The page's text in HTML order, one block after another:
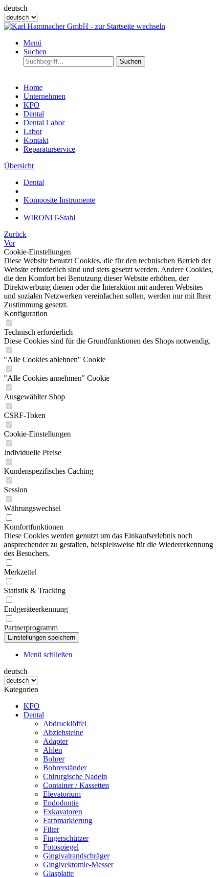
deutsch
Menü
Suchen
Suchen
Home
Unternehmen
KFO
Dental
Dental Labor
Labor
Kontakt
Reparaturservice
Übersicht
Dental
Komposite Instrumente
WIRONIT-Stahl
Zurück
Vor
Cookie-Einstellungen
Diese Website benutzt Cookies, die für den technischen Betrieb der
Website erforderlich sind und stets gesetzt werden. Andere Cookies,
die den Komfort bei Benutzung dieser Website erhöhen, der
Direktwerbung dienen oder die Interaktion mit anderen Websites
und sozialen Netzwerken vereinfachen sollen, werden nur mit Ihrer
Zustimmung gesetzt.
Konfiguration
Technisch erforderlich
Diese Cookies sind für die Grundfunktionen des Shops notwendig.
"Alle Cookies ablehnen" Cookie
"Alle Cookies annehmen" Cookie
Ausgewählter Shop
CSRF-Token
Cookie-Einstellungen
Individuelle Preise
Kundenspezifisches Caching
Session
Währungswechsel
Komfortfunktionen
Diese Cookies werden genutzt um das Einkaufserlebnis noch
ansprechender zu gestalten, beispielsweise für die Wiedererkennung
des Besuchers.
Merkzettel
Statistik & Tracking
Endgeräteerkennung
Partnerprogramm
Menü schließen
deutsch
Kategorien
KFO
Dental
Abdrucklöffel
Abziehsteine
Adapter
Ahlen
Bohrer
Bohrerständer
Chirurgische Nadeln
Container / Kassetten
Elevatorium
Endodontie
Exkavatoren
Farbmarkierung
Filter
Fingerschützer
Fotospiegel
Gingivalrandschräger
Gingivektomie-Messer
Glasplatte